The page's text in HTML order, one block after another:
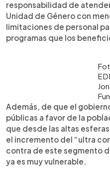
responsabilidad de
Unidad de Género con
limitaciones de personal
programas que los
Además, de que el
públicas a favor de la
que desde las altas
el incremento del “ultra
contra de este segmento
ya es muy vulnerable.